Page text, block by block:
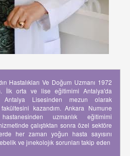
Hastalıkları Ve Doğum Uzmanı 1972
İlk orta ve lise eğitimimi Antalya'da
Antalya Lisesinden mezun olarak
kazandım. Ankara Numune
uzmanlık eğitimimi
çalıştıktan sonra özel sektöre
her zaman yoğun hasta sayısını
ve jınekolojık sorunları takip eden